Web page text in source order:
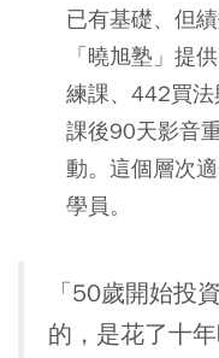
已有基礎、但
「曉旭塾」提
練課、442買法
課後90天影音
動。這個層次
學員。
「50歲開始投
的，是花了十